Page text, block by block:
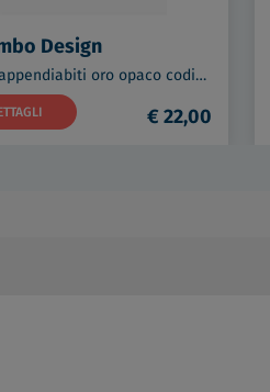
Design
Miniq appendiabiti oro opaco codice prod: BCD127-OM
€ 22,00